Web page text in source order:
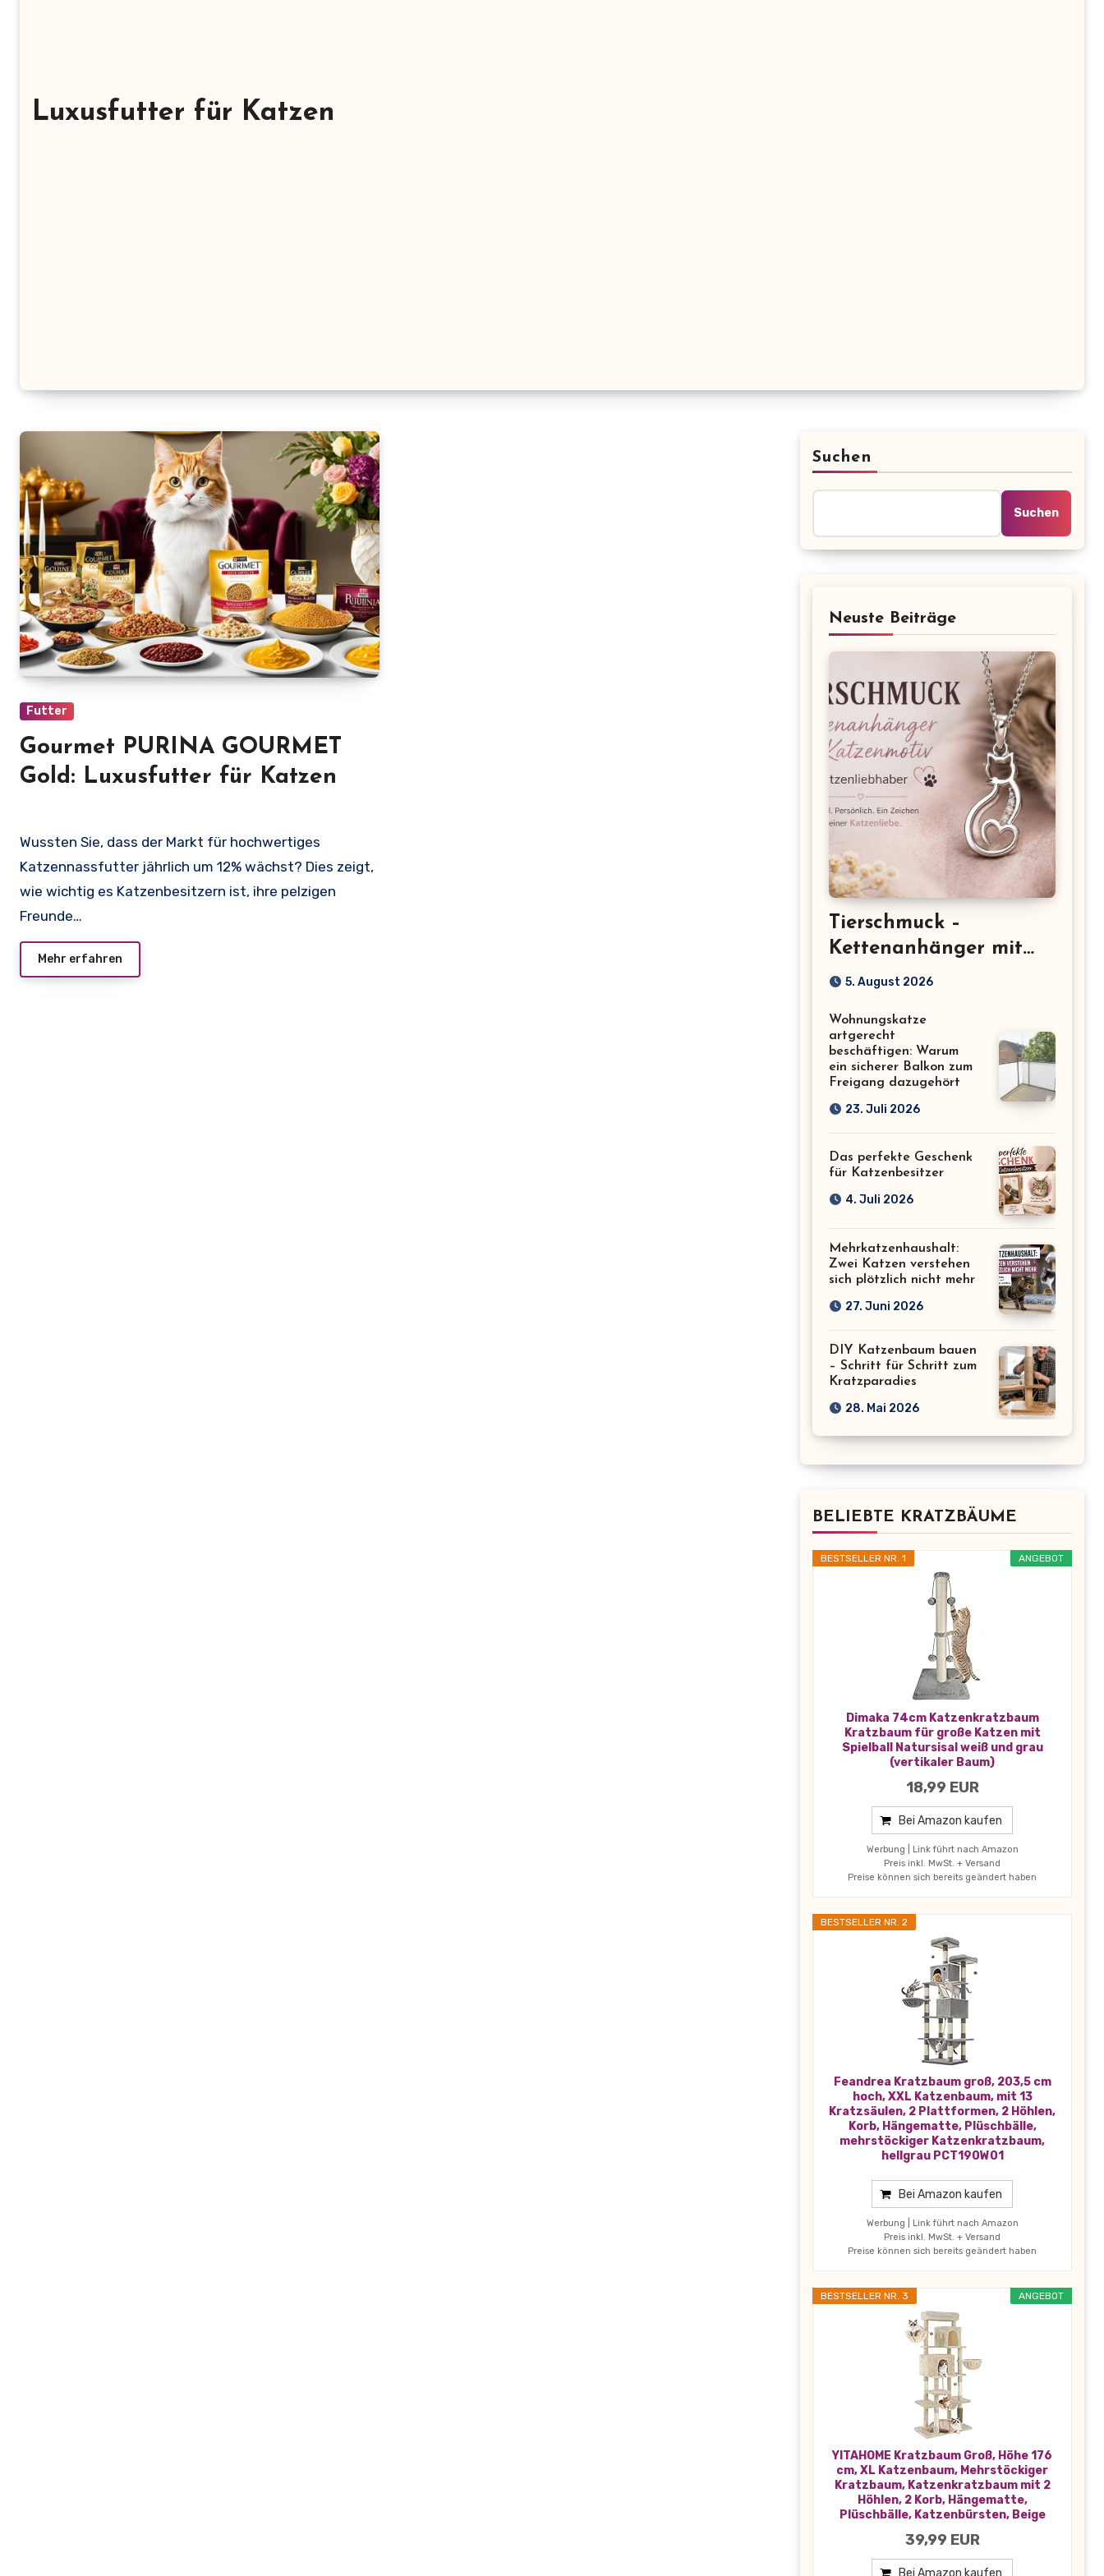
Luxusfutter für Katzen
Futter
Gourmet PURINA GOURMET
Gold: Luxusfutter für Katzen
Wussten Sie, dass der Markt für hochwertiges
Katzennassfutter jährlich um 12% wächst? Dies zeigt,
wie wichtig es Katzenbesitzern ist, ihre pelzigen
Freunde…
Mehr erfahren
Suchen
Suchen
Neuste Beiträge
Tierschmuck –
Kettenanhänger mit
Katzenmotiv für
5. August 2026
Wohnungskatze
artgerecht
beschäftigen: Warum
ein sicherer Balkon zum
Freigang dazugehört
23. Juli 2026
Das perfekte Geschenk
für Katzenbesitzer
4. Juli 2026
Mehrkatzenhaushalt:
Zwei Katzen verstehen
sich plötzlich nicht mehr
27. Juni 2026
DIY Katzenbaum bauen
– Schritt für Schritt zum
Kratzparadies
28. Mai 2026
BELIEBTE KRATZBÄUME
ANGEBOT
BESTSELLER NR. 1
Dimaka 74cm Katzenkratzbaum
Kratzbaum für große Katzen mit
Spielball Natursisal weiß und grau
(vertikaler Baum)
18,99 EUR
Bei Amazon kaufen
Werbung | Link führt nach Amazon
Preis inkl. MwSt. + Versand
Preise können sich bereits geändert haben
BESTSELLER NR. 2
Feandrea Kratzbaum groß, 203,5 cm
hoch, XXL Katzenbaum, mit 13
Kratzsäulen, 2 Plattformen, 2 Höhlen,
Korb, Hängematte, Plüschbälle,
mehrstöckiger Katzenkratzbaum,
hellgrau PCT190W01
Bei Amazon kaufen
Werbung | Link führt nach Amazon
Preis inkl. MwSt. + Versand
Preise können sich bereits geändert haben
ANGEBOT
BESTSELLER NR. 3
YITAHOME Kratzbaum Groß, Höhe 176
cm, XL Katzenbaum, Mehrstöckiger
Kratzbaum, Katzenkratzbaum mit 2
Höhlen, 2 Korb, Hängematte,
Plüschbälle, Katzenbürsten, Beige
39,99 EUR
Bei Amazon kaufen